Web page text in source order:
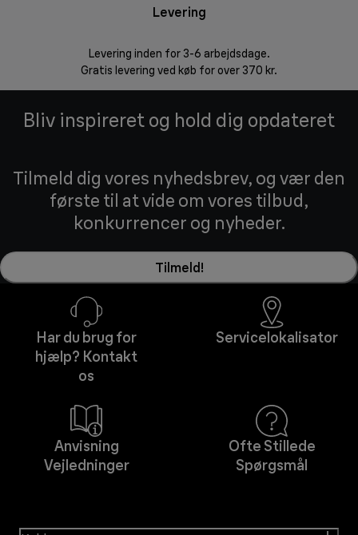
Levering
Levering inden for 3-6 arbejdsdage.
Gratis levering ved køb for over 370 kr.
Bliv inspireret og hold dig opdateret
Tilmeld dig vores nyhedsbrev, og vær den
første til at vide om vores tilbud,
konkurrencer og nyheder.
Tilmeld!
Har du brug for
hjælp? Kontakt
os
Servicelokalisator
Anvisning
Vejledninger
Ofte Stillede
Spørgsmål